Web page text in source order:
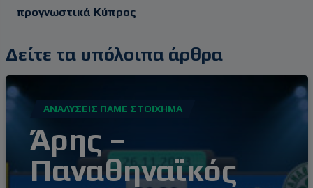
προγνωστικά Κύπρος
Δείτε τα υπόλοιπα άρθρα
ΑΝΑΛΎΣΕΙΣ ΠΆΜΕ ΣΤΟΊΧΗΜΑ
Άρης –
Παναθηναϊκός